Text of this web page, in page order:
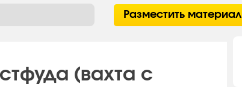
Разместить материал
(вахта с